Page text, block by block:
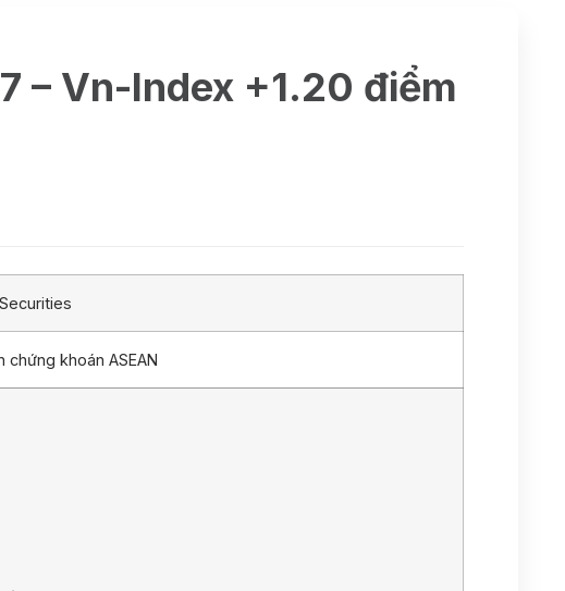
– Vn-Index +1.20 điểm
chứng khoán ASEAN